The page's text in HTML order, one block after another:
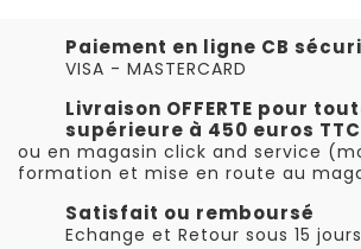
Paiement en ligne CB
VISA - MASTERCARD
Livraison OFFERTE pour
supérieure à 450 euros
ou en magasin click and service
formation et mise en route au
Satisfait ou remboursé
Echange et Retour sous 15 jours